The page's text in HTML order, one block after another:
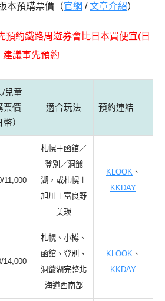
本預購票價 （官網 /文章介紹）
預約鐵路周遊券會比日本買便宜( 日
建議事先預約
/兒童
票價
幣）
適合玩法 預約連結
11,000
札幌＋函館／
登別／洞爺
湖，或札幌＋
旭川＋富良野
美瑛
KLOOK 、
KKDAY
14,000
札幌、小樽、
函館、登別、
洞爺湖完整北
海道西南部
KLOOK 、
KKDAY